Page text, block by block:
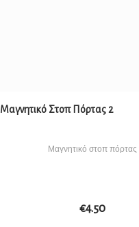
Μαγνητικό Στοπ Πόρτας 2
Μαγνητικό στοπ πόρτας
€4.50